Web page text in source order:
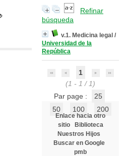
Refinar
búsqueda
v.1. Medicina legal /
Universidad de la
República
1
(1 - 1 / 1)
Par page :
25
50
100 200
Enlace hacia otro
sitio
Biblioteca
Nuestros Hijos
Buscar en Google
pmb